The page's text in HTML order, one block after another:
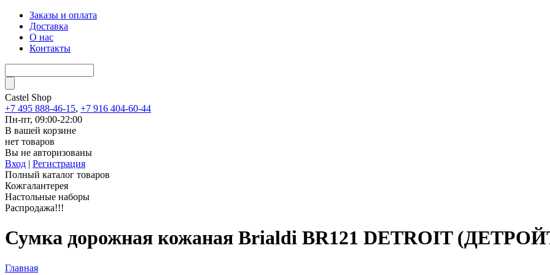
Заказы и оплата
Доставка
О нас
Контакты
Castel Shop
+7 495 888-46-15, +7 916 404-60-44
Пн-пт, 09:00-22:00
В вашей корзине
нет товаров
Вы не авторизованы
Вход | Регистрация
Полный каталог товаров
Кожгалантерея
Настольные наборы
Распродажа!!!
Сумка дорожная кожаная Brialdi BR121 DETROIT
Главная